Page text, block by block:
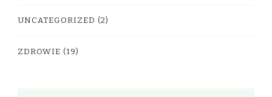
UNCATEGORIZED (2)
ZDROWIE (19)